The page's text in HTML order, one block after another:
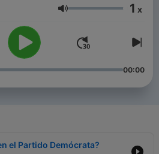
Volumen 1 x
00:00
el Partido Demócrata?